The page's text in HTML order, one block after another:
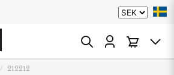
212212